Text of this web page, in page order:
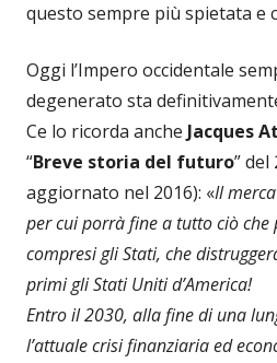
questo sempre più spietata e
Oggi l’Impero occidentale
degenerato sta
Ce lo ricorda anche Jacques
“Breve storia del futuro”
aggiornato nel 2016): «Il
per cui porrà fine a tutto ciò che
compresi gli Stati, che
primi gli Stati Uniti d’America!
Entro il 2030, alla fine di una
l’attuale crisi finanziaria ed